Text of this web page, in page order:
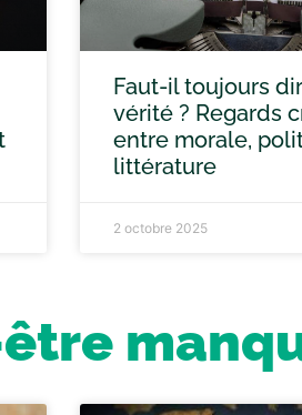
Faut-il toujours
vérité ? Regards
entre morale,
littérature
2 octobre 2025